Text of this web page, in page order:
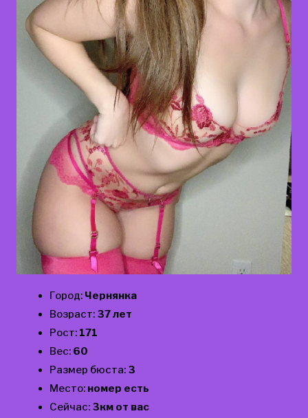
Город: Чернянка
Возраст: 37 лет
Рост: 171
Вес: 60
Размер бюста: 3
Место: номер есть
Сейчас: 3км от вас